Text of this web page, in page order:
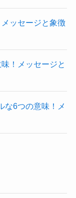
ッセージと象徴
！メッセージと
な6つの意味！メ